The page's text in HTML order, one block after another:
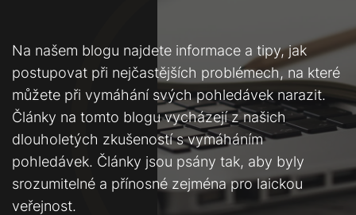
Na našem blogu najdete informace a tipy, jak
postupovat při nejčastějších problémech, na které
můžete při vymáhání svých pohledávek narazit.
Články na tomto blogu vycházejí z našich
dlouholetých zkušeností s vymáháním
pohledávek. Články jsou psány tak, aby byly
srozumitelné a přínosné zejména pro laickou
veřejnost.